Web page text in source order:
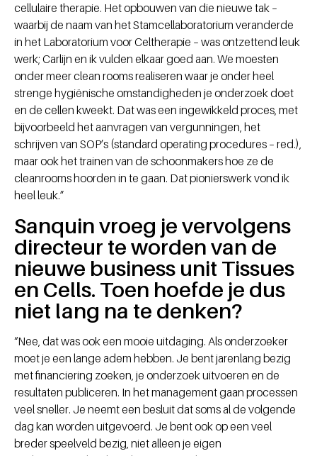
cellulaire therapie. Het opbouwen van die nieuwe tak –
waarbij de naam van het Stamcellaboratorium veranderde
in het Laboratorium voor Celtherapie – was ontzettend leuk
werk; Carlijn en ik vulden elkaar goed aan. We moesten
onder meer clean rooms realiseren waar je onder heel
strenge hygiënische omstandigheden je onderzoek doet
en de cellen kweekt. Dat was een ingewikkeld proces, met
bijvoorbeeld het aanvragen van vergunningen, het
schrijven van SOP’s (standard operating procedures – red.),
maar ook het trainen van de schoonmakers hoe ze de
cleanrooms hoorden in te gaan. Dat pionierswerk vond ik
heel leuk.”
Sanquin vroeg je vervolgens
directeur te worden van de
nieuwe business unit Tissues
en Cells. Toen hoefde je dus
niet lang na te denken?
“Nee, dat was ook een mooie uitdaging. Als onderzoeker
moet je een lange adem hebben. Je bent jarenlang bezig
met financiering zoeken, je onderzoek uitvoeren en de
resultaten publiceren. In het management gaan processen
veel sneller. Je neemt een besluit dat soms al de volgende
dag kan worden uitgevoerd. Je bent ook op een veel
breder speelveld bezig, niet alleen je eigen